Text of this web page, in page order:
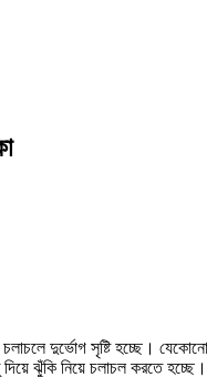
চলাচলে দুর্ভোগ সৃষ্টি হচ্ছে।
দিয়ে ঝুঁকি নিয়ে চলাচল করতে